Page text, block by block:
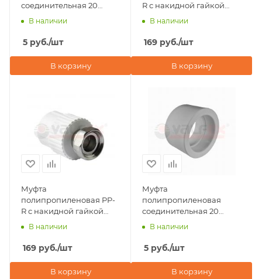
соединительная 20
Valfex, белая
В наличии
5 руб./шт
В корзину
R с накидной гайкой
20х3/4" Valfex, серая
В наличии
169 руб./шт
В корзину
Муфта
полипропиленовая PP-
R с накидной гайкой
20х3/4" Valfex, белого
В наличии
169 руб./шт
В корзину
Муфта
полипропиленовая
соединительная 20
Valfex, серая
В наличии
5 руб./шт
В корзину